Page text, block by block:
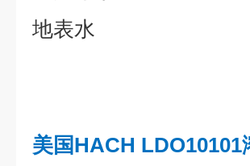
地表水
美国HACH LDO10101